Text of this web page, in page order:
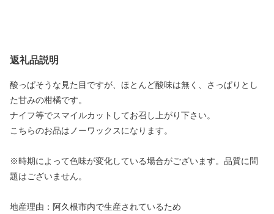
返礼品説明
酸っぱそうな見た目ですが、ほとんど酸味は無く、さっぱりとし
た甘みの柑橘です。
ナイフ等でスマイルカットしてお召し上がり下さい。
こちらのお品はノーワックスになります。
※時期によって色味が変化している場合がございます。品質に問
題はございません。
地産理由：阿久根市内で生産されているため